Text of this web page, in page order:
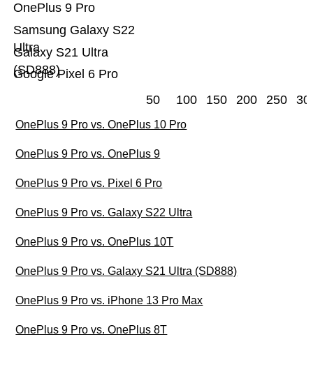
Google Pixel 6 Pro
Galaxy S21 Ultra
(SD888)
Samsung Galaxy S22
Ultra
OnePlus 9 Pro
50 100 150 200 250
OnePlus 9 Pro vs. OnePlus 10 Pro
OnePlus 9 Pro vs. OnePlus 9
OnePlus 9 Pro vs. Pixel 6 Pro
OnePlus 9 Pro vs. Galaxy S22 Ultra
OnePlus 9 Pro vs. OnePlus 10T
OnePlus 9 Pro vs. Galaxy S21 Ultra (SD888)
OnePlus 9 Pro vs. iPhone 13 Pro Max
OnePlus 9 Pro vs. OnePlus 8T